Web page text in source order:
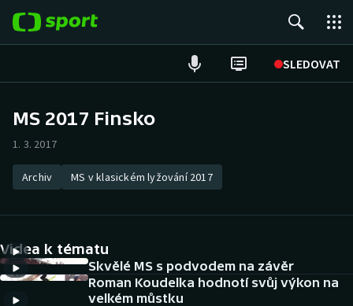
SLEDOVAT
Hokej
Tenis
Atletika
Cyklistika
DALŠÍ SPORTY
MS 2017 Finsko
1. 3. 2017
Archiv MS v klasickém lyžování 2017
Videa k tématu
Skvělé MS s podvodem na závěr
Roman Koudelka hodnotí svůj výkon na
velkém můstku